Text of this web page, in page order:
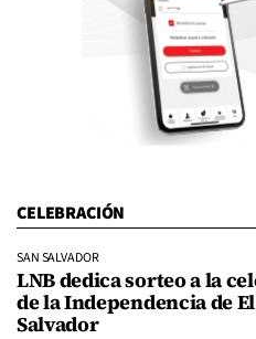
CELEBRACIÓN
SAN SALVADOR
LNB dedica sorteo a la
de la Independencia de El
Salvador